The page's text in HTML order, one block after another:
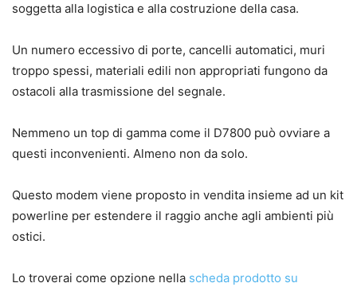
soggetta alla logistica e alla costruzione della casa.
Un numero eccessivo di porte, cancelli automatici, muri
troppo spessi, materiali edili non appropriati fungono da
ostacoli alla trasmissione del segnale.
Nemmeno un top di gamma come il D7800 può ovviare a
questi inconvenienti. Almeno non da solo.
Questo modem viene proposto in vendita insieme ad un kit
powerline per estendere il raggio anche agli ambienti più
ostici.
Lo troverai come opzione nella scheda prodotto su